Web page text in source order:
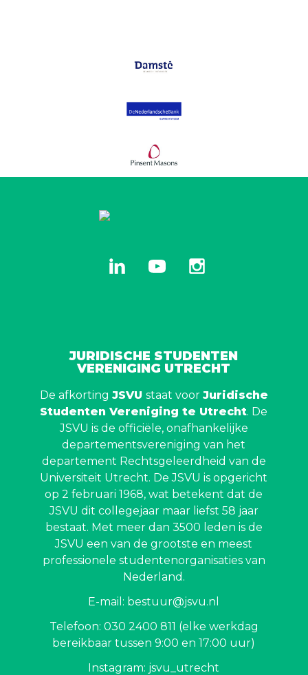
linkedin youtube
JURIDISCHE STUDENTEN
VERENIGING UTRECHT
De afkorting JSVU staat voor Juridische
Studenten Vereniging te Utrecht. De
JSVU is de officiële, onafhankelijke
departementsvereniging van het
departement Rechtsgeleerdheid van de
Universiteit Utrecht. De JSVU is opgericht
op 2 februari 1968, wat betekent dat de
JSVU dit collegejaar maar liefst 58 jaar
bestaat. Met meer dan 3500 leden is de
JSVU een van de grootste en meest
professionele studentenorganisaties van
Nederland.
E-mail: bestuur@jsvu.nl
Telefoon: 030 2400 811 (elke werkdag
bereikbaar tussen 9:00 en 17:00 uur)
Instagram: jsvu_utrecht